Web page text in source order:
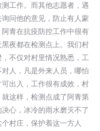
工作。而其他志愿者，遇
问他的意见，防止有人蒙
青在抗疫防控工作中很有
夜都在检测点上。我们村
不仅对村里情况熟悉，工
人，凡是外来人员，哪怕
出入，工作很有成效，村
这样，检测点成了阿青第
心，冰冷的雨水磨灭不了
村庄，保护着这一方人